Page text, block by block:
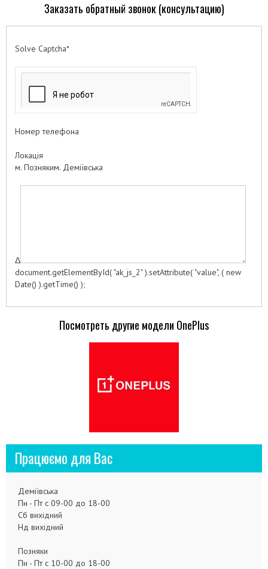
Заказать обратный звонок (консультацию)
Solve Captcha*
Номер телефона
Локація
м. Позняким. Деміївська
Δ
document.getElementById( "ak_js_2" ).setAttribute( "value", ( new
Date() ).getTime() );
Посмотреть другие модели OnePlus
Працюємо для Вас
Деміївська
Пн - Пт с 09-00 до 18-00
Сб вихідний
Нд вихідний
Позняки
Пн - Пт с 10-00 до 18-00